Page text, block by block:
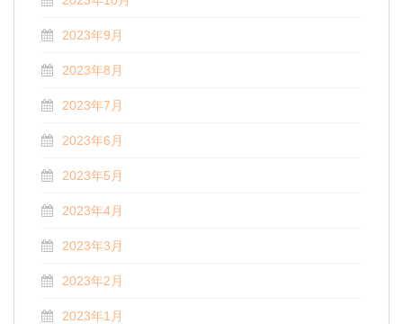
2023年9月
2023年8月
2023年7月
2023年6月
2023年5月
2023年4月
2023年3月
2023年2月
2023年1月